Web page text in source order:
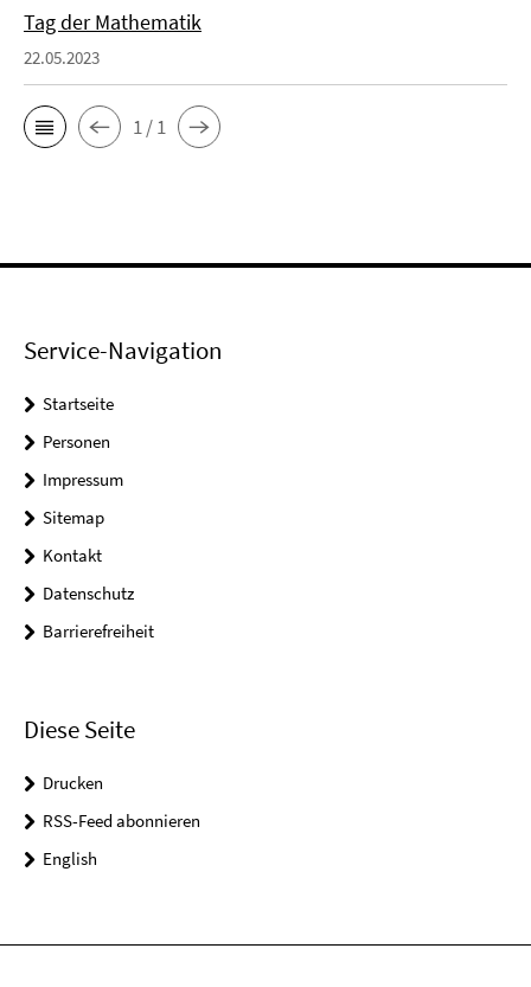
Tag der Mathematik
22.05.2023
1 / 1
Service-Navigation
Startseite
Personen
Impressum
Sitemap
Kontakt
Datenschutz
Barrierefreiheit
Diese Seite
Drucken
RSS-Feed abonnieren
English